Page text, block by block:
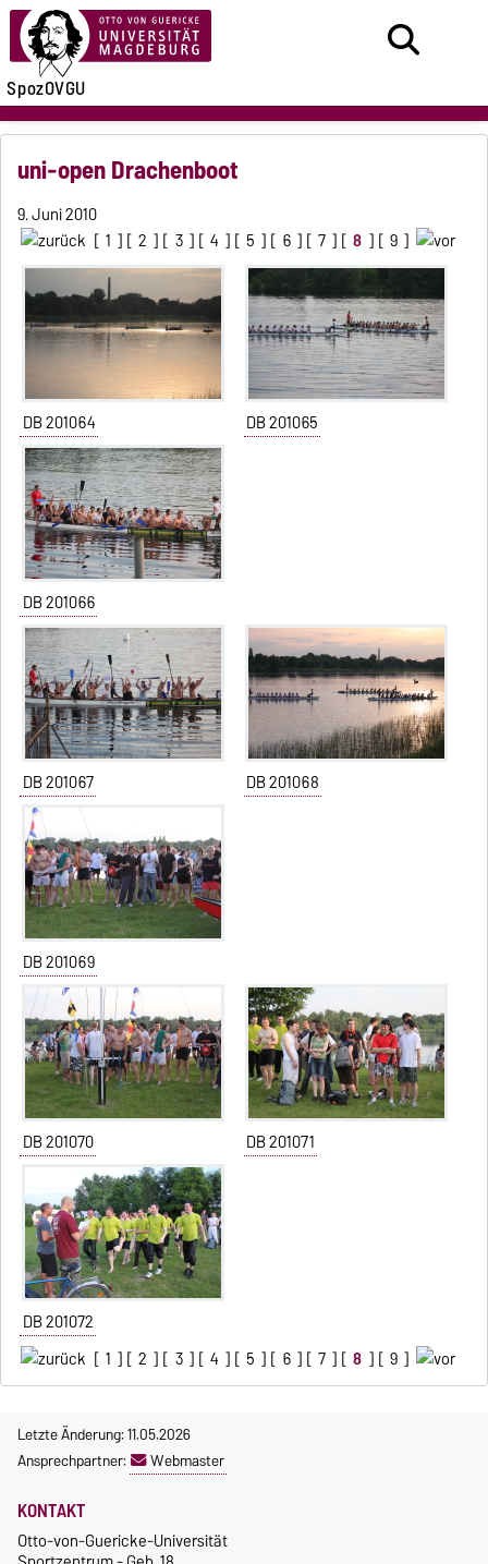
SpozOVGU
uni-open Drachenboot
9. Juni 2010
[ 1 ] [ 2 ] [ 3 ] [ 4 ] [ 5 ] [ 6 ] [ 7 ] [ 8 ] [ 9 ]
DB 201064 DB 201065
DB 201066
DB 201067 DB 201068
DB 201069
DB 201070 DB 201071
DB 201072
[ 1 ] [ 2 ] [ 3 ] [ 4 ] [ 5 ] [ 6 ] [ 7 ] [ 8 ] [ 9 ]
Letzte Änderung: 11.05.2026
Ansprechpartner:
Webmaster
KONTAKT
Otto-von-Guericke-Universität